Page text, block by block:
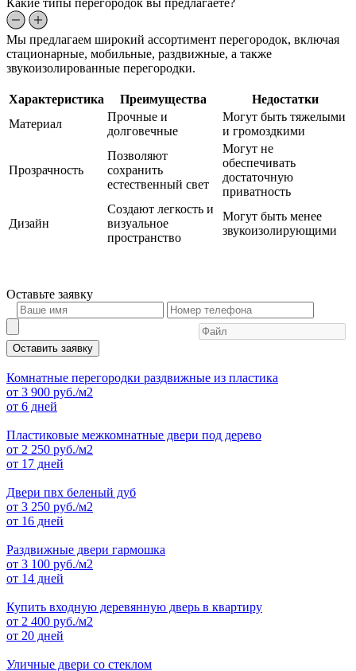
Какие типы перегородок вы предлагаете?
Мы предлагаем широкий ассортимент перегородок, включая
стационарные, мобильные, раздвижные, а также
звукоизолированные перегородки.
Характеристика Преимущества
Недостатки
Материал
Прочные и
долговечные
Могут быть тяжелыми
и громоздкими
Прозрачность
Позволяют
сохранить
естественный свет
Могут не
обеспечивать
достаточную
приватность
Дизайн
Создают легкость и
визуальное
пространство
Могут быть менее
звукоизолирующими
Оставьте заявку
Оставить заявку
Комнатные перегородки раздвижные из пластика
от 3 900 руб./м2
от 6 дней
Пластиковые межкомнатные двери под дерево
от 2 250 руб./м2
от 17 дней
Двери пвх беленый дуб
от 3 250 руб./м2
от 16 дней
Раздвижные двери гармошка
от 3 100 руб./м2
от 14 дней
Купить входную деревянную дверь в квартиру
от 2 400 руб./м2
от 20 дней
Уличные двери со стеклом